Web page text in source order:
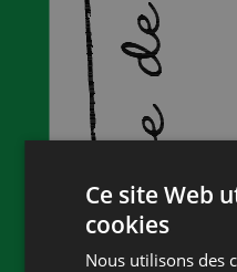
Ce site Web
cookies
Nous utilisons des